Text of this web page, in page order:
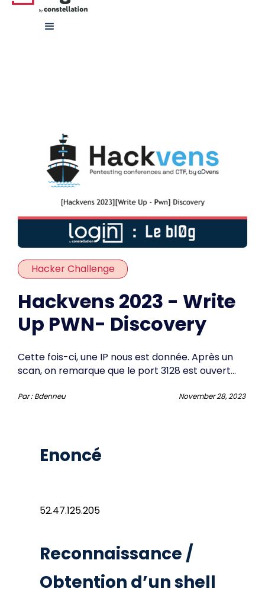
Hacker Challenge
Hackvens 2023 - Write
Up PWN- Discovery
Cette fois-ci, une IP nous est donnée. Après un
scan, on remarque que le port 3128 est ouvert...
Par : Bdenneu November 28, 2023
Enoncé
52.47.125.205
Reconnaissance /
Obtention d’un shell